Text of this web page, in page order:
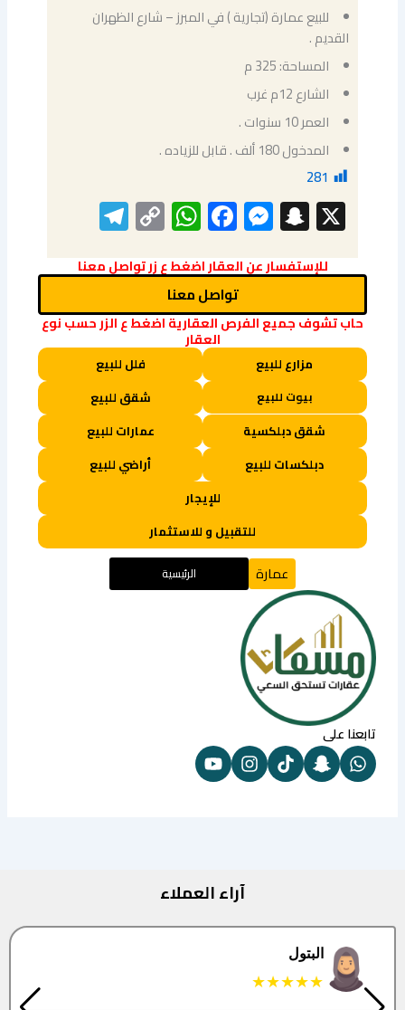
للبيع عمارة (تجارية ) في المبرز – شارع الظهران
القديم .
المساحة: 325 م
الشارع 12م غرب
العمر 10 سنوات .
المدخول 180 ألف . قابل للزياده .
281
X
Snapchat
Messenger
Facebook
WhatsApp
Copy
Link
للإستفسار عن العقار اضغط ع زر تواصل معنا
تواصل معنا
حاب تشوف جميع الفرص العقارية اضغط ع الزر حسب نوع
العقار
مزارع للبيع فلل للبيع
بيوت للبيع
شقق للبيع
شقق دبلكسية
عمارات للبيع
دبلكسات للبيع
أراضي للبيع
للإيجار
للتقبيل و للاستثمار
عمارة الرئيسية
تابعنا على
آراء العملاء
البتول
★★★★★